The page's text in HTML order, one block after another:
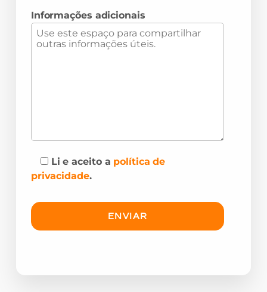
Informações adicionais
Li e aceito a política de
privacidade.